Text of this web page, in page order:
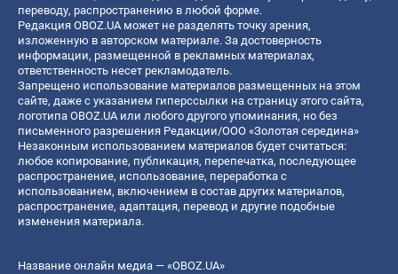
переводу, распространению в любой форме.
Редакция OBOZ.UA может не разделять точку зрения,
изложенную в авторском материале. За достоверность
информации, размещенной в рекламных материалах,
ответственность несет рекламодатель.
Запрещено использование материалов размещенных на этом
сайте, даже с указанием гиперссылки на страницу этого сайта,
логотипа OBOZ.UA или любого другого упоминания, но без
письменного разрешения Редакции/ООО «Золотая середина»
Незаконным использованием материалов будет считаться:
любое копирование, публикация, перепечатка, последующее
распространение, использование, переработка с
использованием, включением в состав других материалов,
распространение, адаптация, перевод и другие подобные
изменения материала.
Название онлайн медиа — «OBOZ.UA»